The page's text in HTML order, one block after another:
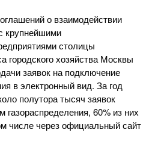
о взаимодействии
крупнейшими
столицы
городского хозяйства Москвы
заявок на подключение
в электронный вид. За год
полутора тысяч заявок
газораспределения, 60% из них
числе через официальный сайт